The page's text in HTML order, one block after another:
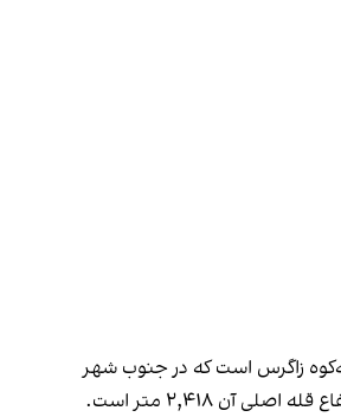
زاگرس است که در جنوب شهر
آن ۲,۴۱۸ متر است.